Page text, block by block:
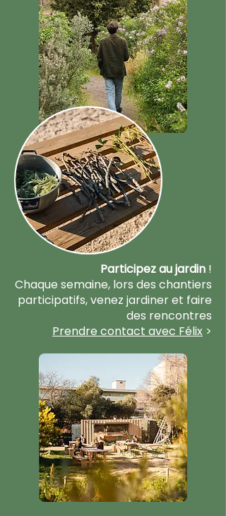
Participez au jardin !
Chaque semaine, lors des chantiers
participatifs, venez jardiner et faire
des rencontres
Prendre contact avec Félix >